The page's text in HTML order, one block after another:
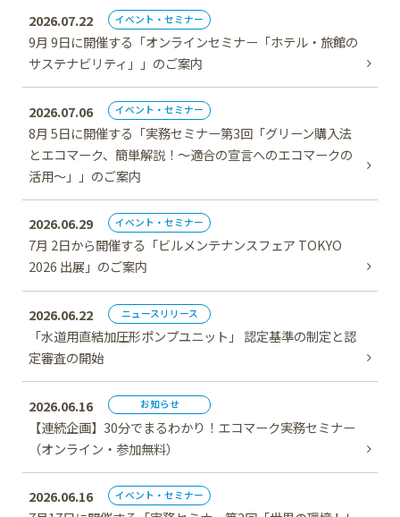
2026.07.22 イベント・セミナー
9月 9日に開催する「オンラインセミナー「ホテル・旅館の
サステナビリティ」」のご案内
2026.07.06 イベント・セミナー
8月 5日に開催する「実務セミナー第3回「グリーン購入法
とエコマーク、簡単解説！～適合の宣言へのエコマークの
活用～」」のご案内
2026.06.29 イベント・セミナー
7月 2日から開催する「ビルメンテナンスフェア TOKYO
2026 出展」のご案内
2026.06.22 ニュースリリース
「水道用直結加圧形ポンプユニット」 認定基準の制定と認
定審査の開始
2026.06.16 お知らせ
【連続企画】30分でまるわかり！エコマーク実務セミナー
（オンライン・参加無料）
2026.06.16 イベント・セミナー